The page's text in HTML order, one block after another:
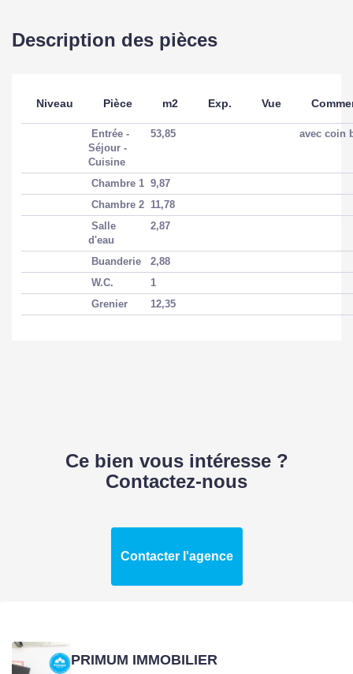
Description des pièces
Niveau Pièce m2 Exp. Vue
Entrée -
Séjour -
Cuisine
53,85 avec coin
Chambre 1 9,87
Chambre 2 11,78
Salle
d'eau
2,87
Buanderie
2,88
W.C.
1
Grenier
12,35
Ce bien vous intéresse ?
Contactez-nous
Contacter l'agence
PRIMUM IMMOBILIER